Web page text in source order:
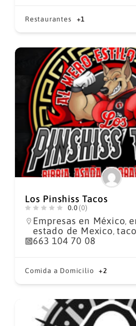
Restaurantes +1
Los Pinshiss Tacos
0.0 (0)
Empresas en México,
estado de Mexico,
663 104 70 08
Comida a Domicilio +2